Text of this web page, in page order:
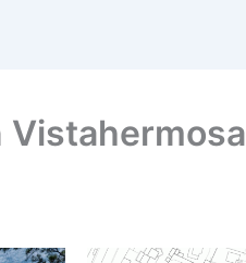
Vistahermosa